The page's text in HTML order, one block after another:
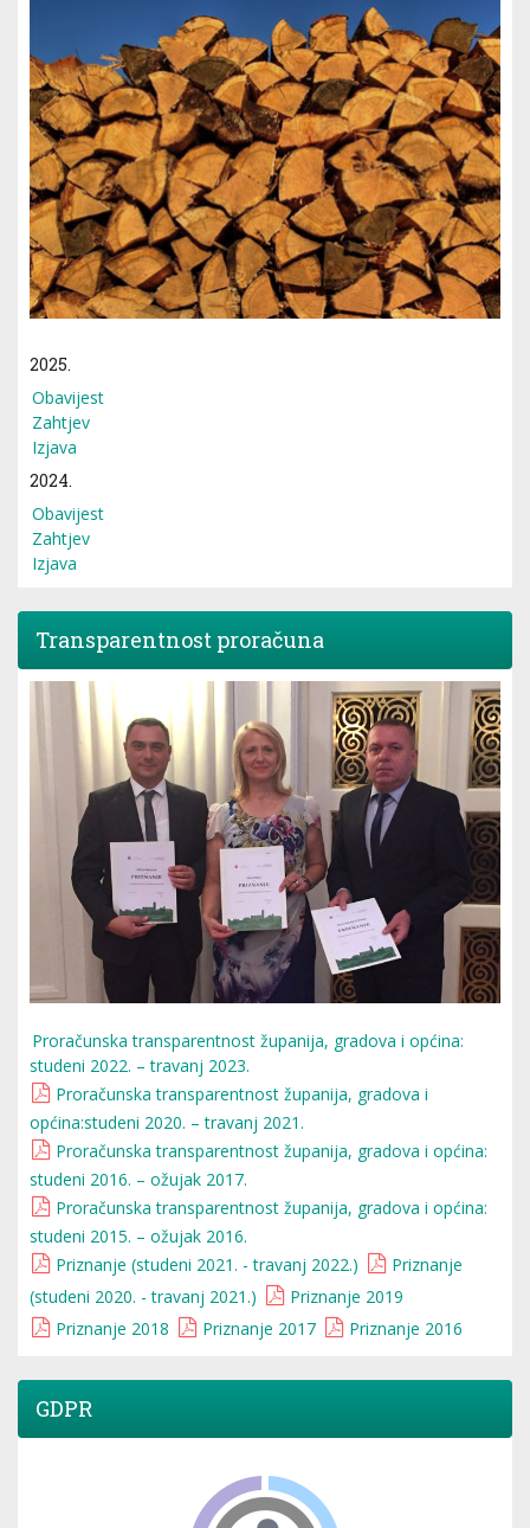
2025.
Obavijest
Zahtjev
Izjava
2024.
Obavijest
Zahtjev
Izjava
Transparentnost proračuna
Proračunska transparentnost županija, gradova i općina:
studeni 2022. – travanj 2023.
Proračunska transparentnost županija, gradova i
općina:studeni 2020. – travanj 2021.
Proračunska transparentnost županija, gradova i općina:
studeni 2016. – ožujak 2017.
Proračunska transparentnost županija, gradova i općina:
studeni 2015. – ožujak 2016.
Priznanje (studeni 2021. - travanj 2022.)
Priznanje
(studeni 2020. - travanj 2021.)
Priznanje 2019
Priznanje 2018
Priznanje 2017 Priznanje 2016
GDPR